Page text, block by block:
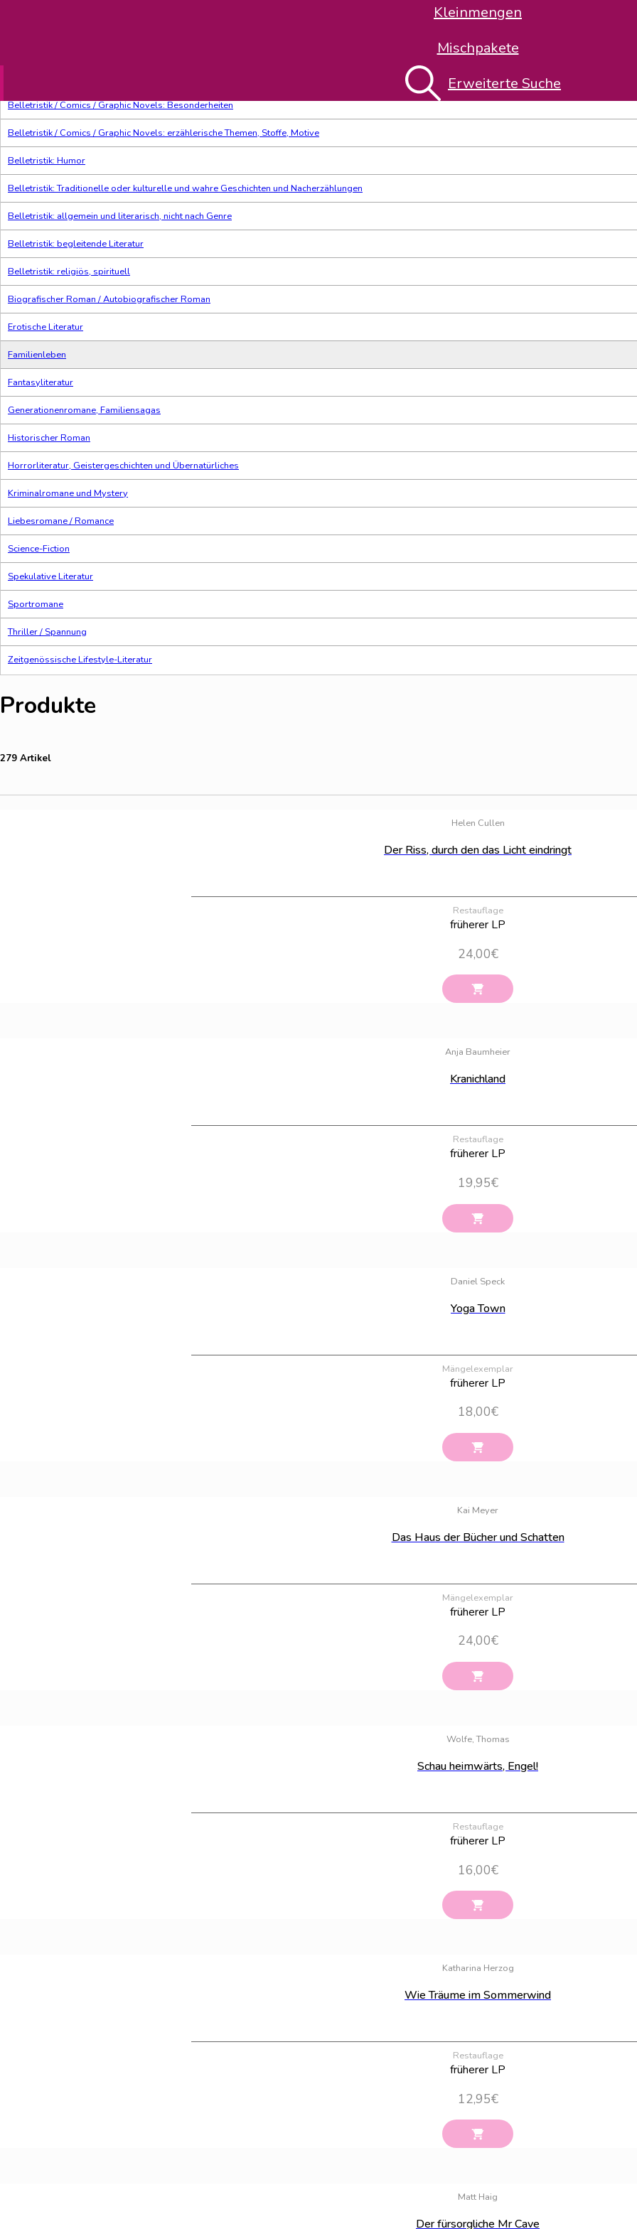
Kleinmengen
Mischpakete
Erweiterte Suche
Thema-Klassifikation
Belletristik / Comics / Graphic Novels: Besonderheiten
Belletristik / Comics / Graphic Novels: erzählerische Themen, Stoffe, Motive
Belletristik: Humor
Belletristik: Traditionelle oder kulturelle und wahre Geschichten und Nacherzählungen
Belletristik: allgemein und literarisch, nicht nach Genre
Belletristik: begleitende Literatur
Belletristik: religiös, spirituell
Biografischer Roman / Autobiografischer Roman
Erotische Literatur
Familienleben
Fantasyliteratur
Generationenromane, Familiensagas
Historischer Roman
Horrorliteratur, Geistergeschichten und Übernatürliches
Kriminalromane und Mystery
Liebesromane / Romance
Science-Fiction
Spekulative Literatur
Sportromane
Thriller / Spannung
Zeitgenössische Lifestyle-Literatur
Produkte
279 Artikel
Helen Cullen
Der Riss, durch den das Licht eindringt
Restauflage
früherer LP
24,00€
Anja Baumheier
Kranichland
Restauflage
früherer LP
19,95€
Daniel Speck
Yoga Town
Mängelexemplar
früherer LP
18,00€
Kai Meyer
Das Haus der Bücher und Schatten
Mängelexemplar
früherer LP
24,00€
Wolfe, Thomas
Schau heimwärts, Engel!
Restauflage
früherer LP
16,00€
Katharina Herzog
Wie Träume im Sommerwind
Restauflage
früherer LP
12,95€
Matt Haig
Der fürsorgliche Mr Cave